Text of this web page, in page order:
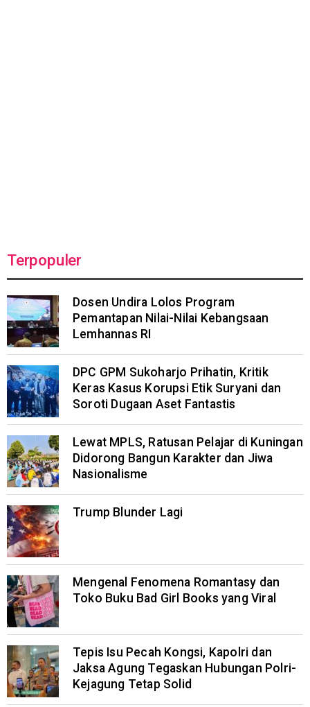
Terpopuler
Dosen Undira Lolos Program
Pemantapan Nilai-Nilai Kebangsaan
Lemhannas RI
DPC GPM Sukoharjo Prihatin, Kritik
Keras Kasus Korupsi Etik Suryani dan
Soroti Dugaan Aset Fantastis
Lewat MPLS, Ratusan Pelajar di Kuningan
Didorong Bangun Karakter dan Jiwa
Nasionalisme
Trump Blunder Lagi
Mengenal Fenomena Romantasy dan
Toko Buku Bad Girl Books yang Viral
Tepis Isu Pecah Kongsi, Kapolri dan
Jaksa Agung Tegaskan Hubungan Polri-
Kejagung Tetap Solid